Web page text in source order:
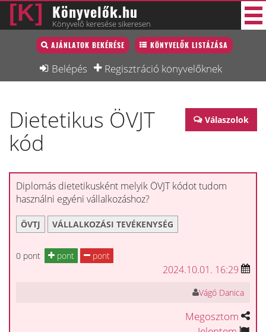
Könyvelők.hu
Könyvelő keresése sikeresen
AJÁNLATOK BEKÉRÉSE KÖNYVELŐK LISTÁZÁSA
Belépés Regisztráció könyvelőknek
Könyvelő lista
Könyvelési munkák
Interjú
Blog
Képzésnaptár
Válaszolok
Dietetikus ÖVJT
kód
Diplomás dietetikusként melyik ÖVJT kódot tudom
használni egyéni vállalkozáshoz?
ÖVTJ VÁLLALKOZÁSI TEVÉKENYSÉG
0 pont pont pont
2024.10.01. 16:29
Vágó Danica
Megosztom